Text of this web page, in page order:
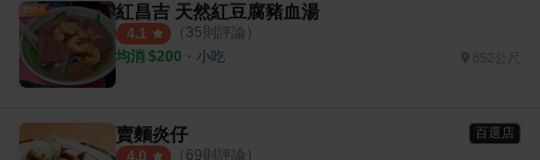
紅昌吉 天然紅豆腐豬血湯
4.1 （ 35則評論）
均消 $200 ・ 小吃 852公尺
賣麵炎仔 百選店
4.0 （ 69則評論）